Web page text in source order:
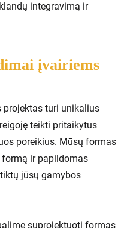
integravimą ir
įvairiems
projektas turi unikalius
teikti pritaikytus
poreikius. Mūsų formas
ir papildomas
jūsų gamybos
suprojektuoti formas